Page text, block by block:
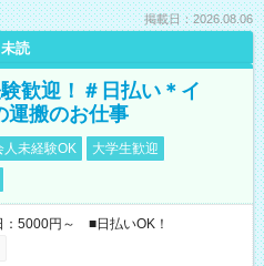
掲載日：2026.08.06
未読
歓迎！＃日払い＊イ
運搬のお仕事
人未経験OK
大学生歓迎
5000円～ ■日払いOK！